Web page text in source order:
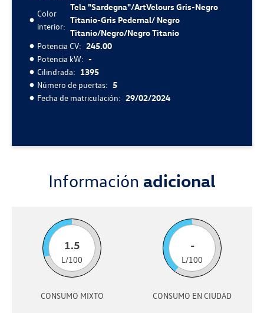
Color
interior:
Tela "Sardegna"/ArtVelours Gris-Negro
Titanio-Gris Pedernal/ Negro
Titanio/Negro/Negro Titanio
Potencia CV: 245.00
Potencia kW: -
Cilindrada: 1395
Número de puertas: 5
Fecha de matriculación: 29/02/2024
Información adicional
1.5
L/100
CONSUMO MIXTO
-
L/100
CONSUMO EN CIUDAD